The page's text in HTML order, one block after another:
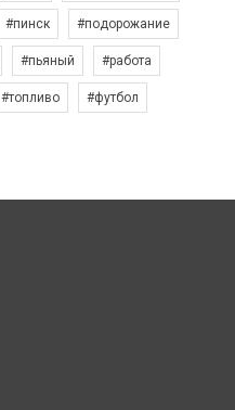
#пинск #подорожание
#пьяный #работа
#топливо #футбол